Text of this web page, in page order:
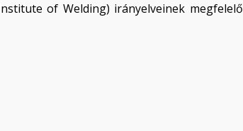
of Welding) irányelveinek megfelelő